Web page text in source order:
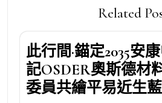
Related
此行間·錨定2035安
記OSDER奧斯德材
委員共繪平易近生